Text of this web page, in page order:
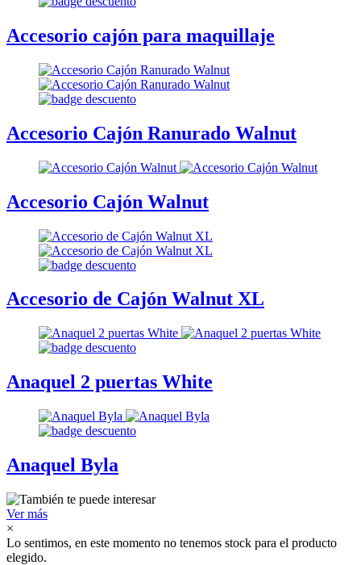
Accesorio cajón para maquillaje
Accesorio Cajón Ranurado Walnut
Accesorio Cajón Walnut
Accesorio de Cajón Walnut XL
Anaquel 2 puertas White
Anaquel Byla
Ver más
×
Lo sentimos, en este momento no tenemos stock para el producto
elegido.